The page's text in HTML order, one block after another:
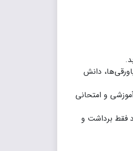
دانش
و امتحانی
فقط برداشت و